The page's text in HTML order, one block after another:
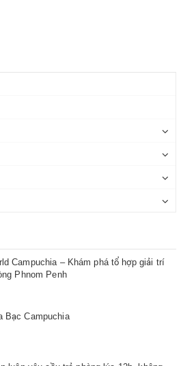
Campuchia – Khám phá tổ hợp giải trí
Phnom Penh
Bạc Campuchia